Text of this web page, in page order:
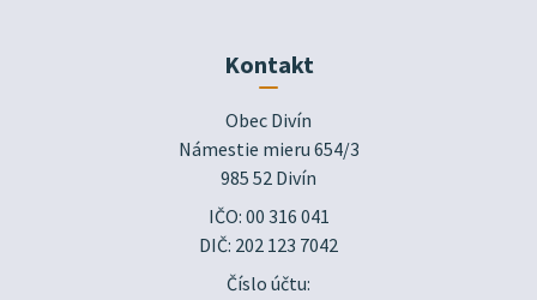
Kontakt
Obec Divín
Námestie mieru 654/3
985 52 Divín
IČO: 00 316 041
DIČ: 202 123 7042
Číslo účtu: